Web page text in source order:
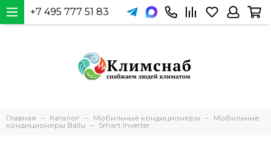
+7 495 777 51 83
Главная Каталог Мобильные кондиционеры
Мобильные
кондиционеры Ballu
Smart Inverter